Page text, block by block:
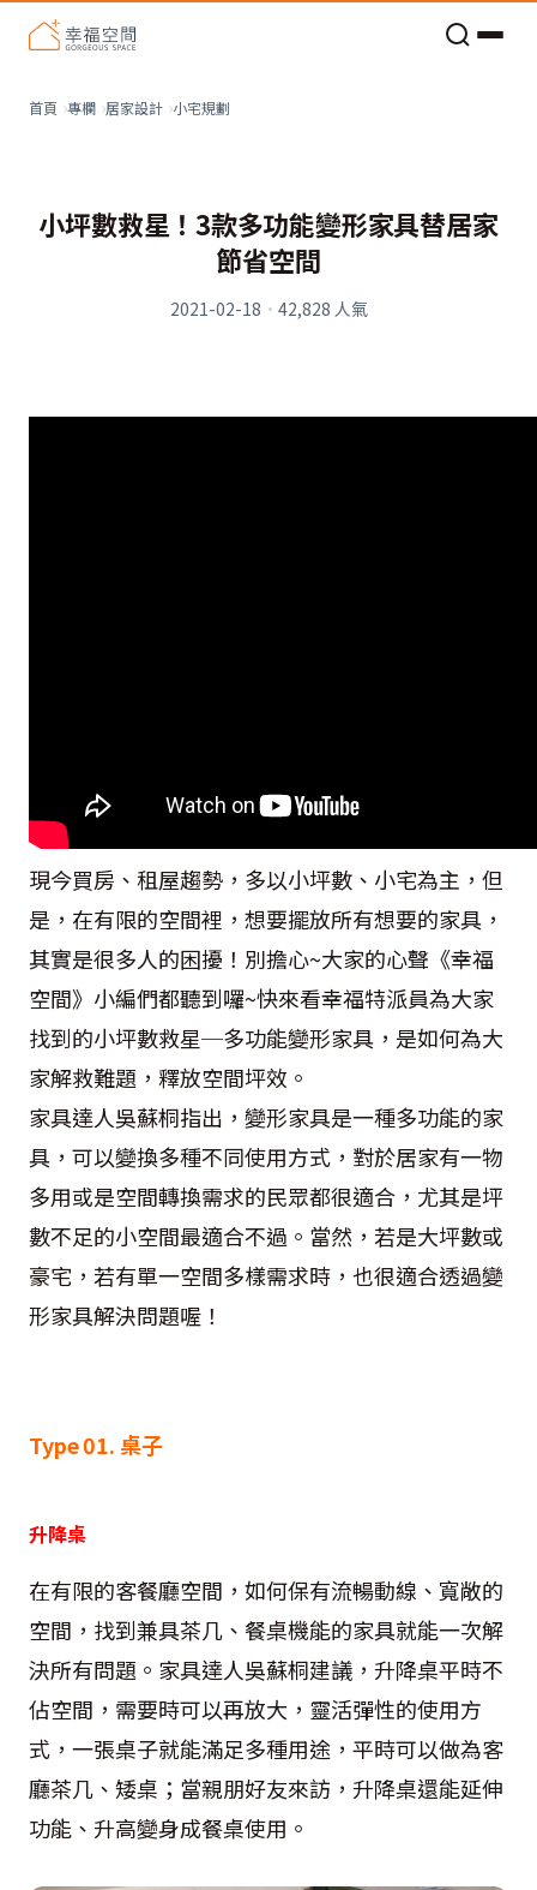
首頁 專欄 居家設計 小宅規劃
小坪數救星！3款多功能變形家具替居家
節省空間
2021-02-18 · 42,828 人氣
現今買房、租屋趨勢，多以小坪數、小宅為主，但
是，在有限的空間裡，想要擺放所有想要的家具，
其實是很多人的困擾！別擔心~大家的心聲《幸福
空間》小編們都聽到囉~快來看幸福特派員為大家
找到的小坪數救星─多功能變形家具，是如何為大
家解救難題，釋放空間坪效。
家具達人吳蘇桐指出，變形家具是一種多功能的家
具，可以變換多種不同使用方式，對於居家有一物
多用或是空間轉換需求的民眾都很適合，尤其是坪
數不足的小空間最適合不過。當然，若是大坪數或
豪宅，若有單一空間多樣需求時，也很適合透過變
形家具解決問題喔！
Type 01. 桌子
升降桌
在有限的客餐廳空間，如何保有流暢動線、寬敞的
空間，找到兼具茶几、餐桌機能的家具就能一次解
決所有問題。家具達人吳蘇桐建議，升降桌平時不
佔空間，需要時可以再放大，靈活彈性的使用方
式，一張桌子就能滿足多種用途，平時可以做為客
廳茶几、矮桌；當親朋好友來訪，升降桌還能延伸
功能、升高變身成餐桌使用。